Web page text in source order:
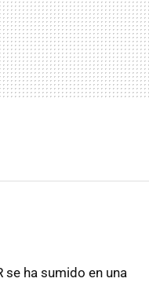
se ha sumido en una